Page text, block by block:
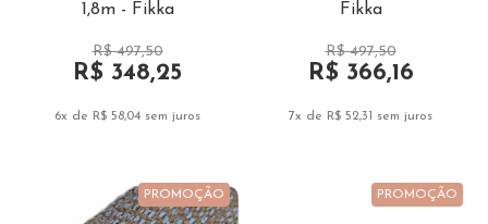
1,8m - Fikka
R$ 497,50
R$ 348,25
6x de R$ 58,04 sem juros
Fikka
R$ 497,50
R$ 366,16
7x de R$ 52,31 sem juros
PROMOÇÃO PROMOÇÃO